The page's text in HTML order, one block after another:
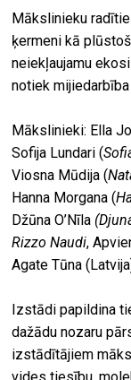
Mākslinieku
ķermeni kā
neiekļaujamu
notiek
Mākslinieki: Ella
Sofija Lundari (
Viosna Mūdija (
Hanna Morgana (
Džūna O’Nīla
Rizzo Naudi,
Agate Tūna
Izstādi papildina
dažādu nozaru
izstādītājiem
vides tiesību,